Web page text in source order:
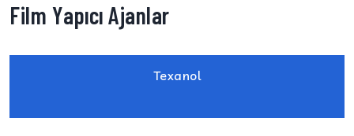
Film Yapıcı Ajanlar
Texanol